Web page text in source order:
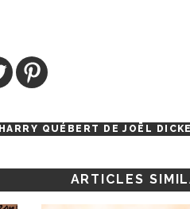
QUÉBERT DE JOËL
ARTICLES